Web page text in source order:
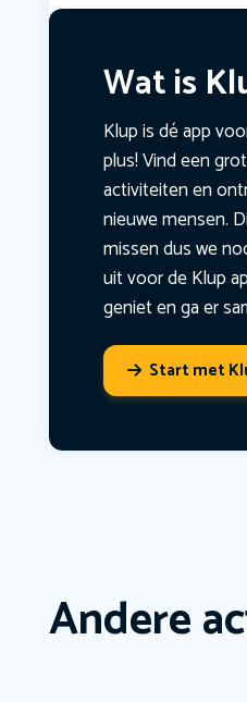
Wat is
Klup is dé app
plus! Vind een
activiteiten en
nieuwe mensen.
missen dus we
uit voor de Klup
geniet en ga er
Start met
Andere